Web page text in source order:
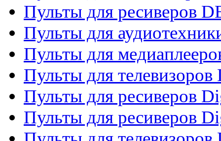
Пульты для ресиверов
Пульты для
Пульты для
Пульты для телевизоров
Пульты для ресиверов
Пульты для ресиверов